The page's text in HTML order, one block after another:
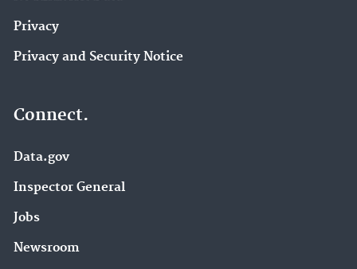
Privacy
Privacy and Security Notice
Connect.
Data.gov
Inspector General
Jobs
Newsroom